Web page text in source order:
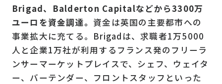
Brigad、Balderton Capitalなどから3300万
ユーロを資金調達。 資金は英国の主要都市への
事業拡大に充てる。Brigadは、求職者1万5000
人と企業1万社が利用するフランス発のフリーラ
ンサーマーケットプレイスで、シェフ、ウェイタ
ー、バーテンダー、フロントスタッフといった